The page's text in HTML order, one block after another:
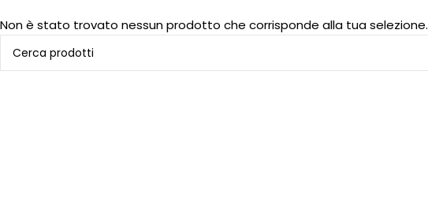
Non è stato trovato nessun prodotto che corrisponde alla tua selezione.